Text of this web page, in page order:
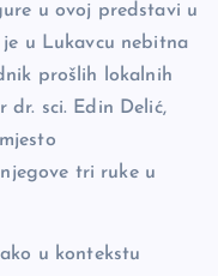
u ovoj predstavi u
u Lukavcu nebitna
prošlih lokalnih
dr. sci. Edin Delić,
tri ruke u
u kontekstu